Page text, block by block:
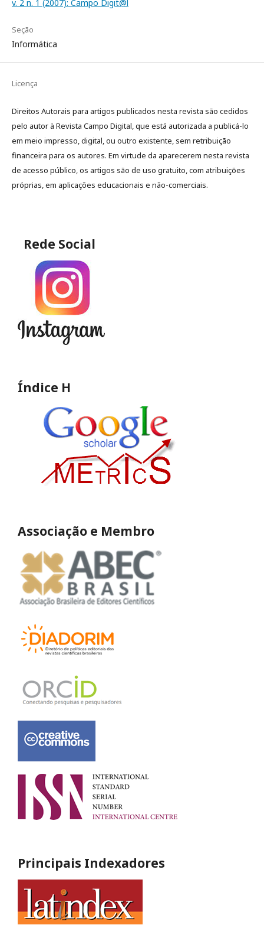
v. 2 n. 1 (2007): Campo Digit@l
Seção
Informática
Licença
Direitos Autorais para artigos publicados nesta revista são cedidos
pelo autor à Revista Campo Digital, que está autorizada a publicá-lo
em meio impresso, digital, ou outro existente, sem retribuição
financeira para os autores. Em virtude da aparecerem nesta revista
de acesso público, os artigos são de uso gratuito, com atribuições
próprias, em aplicações educacionais e não-comerciais.
Rede Social
Índice H
Associação e Membro
Principais Indexadores